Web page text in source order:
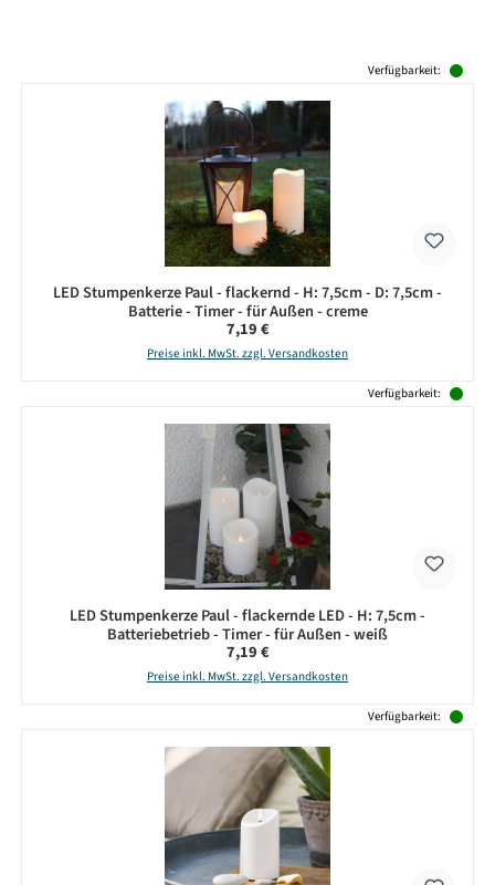
Verfügbarkeit:
LED Stumpenkerze Paul - flackernd - H: 7,5cm - D: 7,5cm -
Batterie - Timer - für Außen - creme
Regulärer Preis:
7,19 €
Preise inkl. MwSt. zzgl. Versandkosten
Verfügbarkeit:
LED Stumpenkerze Paul - flackernde LED - H: 7,5cm -
Batteriebetrieb - Timer - für Außen - weiß
Regulärer Preis:
7,19 €
Preise inkl. MwSt. zzgl. Versandkosten
Verfügbarkeit: